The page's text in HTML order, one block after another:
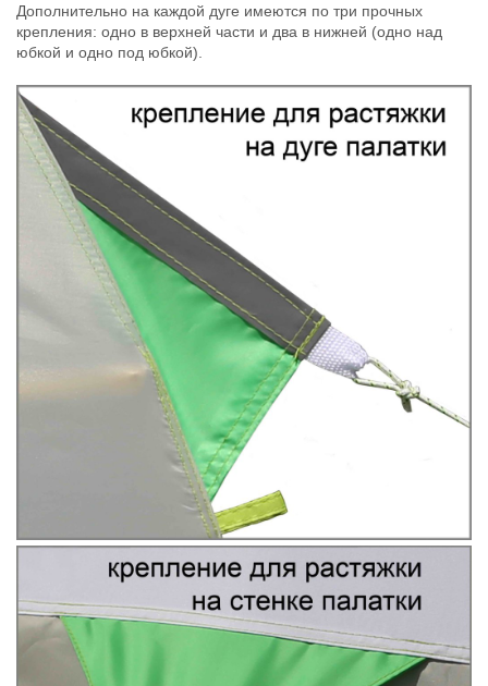
Дополнительно на каждой дуге имеются по три прочных
крепления: одно в верхней части и два в нижней (одно над
юбкой и одно под юбкой).